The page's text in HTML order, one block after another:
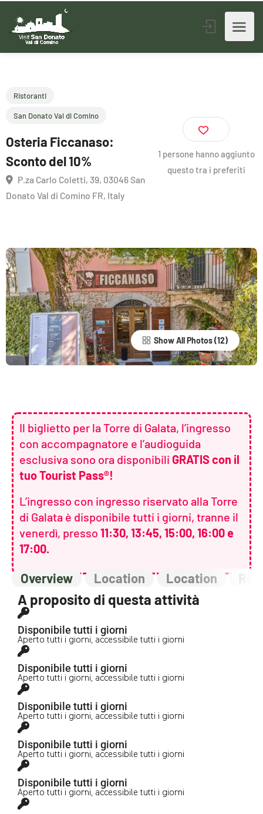
Osteria Ficcanaso:
Sconto del 10%
P.za Carlo Coletti, 39, 03046 San
1 persone hanno aggiunto
questo tra i preferiti
Show All Photos
Il biglietto per la Torre di Galata, l’ingresso
con accompagnatore e l’audioguida
esclusiva sono ora disponibili GRATIS con il
tuo Tourist Pass®!
L’ingresso con ingresso riservato alla Torre
di Galata è disponibile tutti i giorni, tranne il
venerdì, presso 11:30, 13:45, 15:00, 16:00 e
17:00.
Overview Location Location
A proposito di questa attività
Disponibile tutti i giorni
Aperto tutti i giorni, accessibile tutti i giorni
Disponibile tutti i giorni
Aperto tutti i giorni, accessibile tutti i giorni
Disponibile tutti i giorni
Aperto tutti i giorni, accessibile tutti i giorni
Disponibile tutti i giorni
Aperto tutti i giorni, accessibile tutti i giorni
Disponibile tutti i giorni
Aperto tutti i giorni, accessibile tutti i giorni